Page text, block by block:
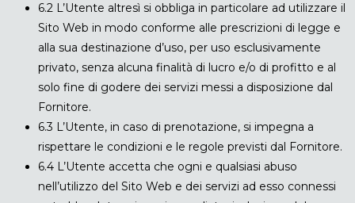
6.2 L’Utente altresì si obbliga in particolare ad utilizzare il
Sito Web in modo conforme alle prescrizioni di legge e
alla sua destinazione d’uso, per uso esclusivamente
privato, senza alcuna finalità di lucro e/o di profitto e al
solo fine di godere dei servizi messi a disposizione dal
Fornitore.
6.3 L’Utente, in caso di prenotazione, si impegna a
rispettare le condizioni e le regole previsti dal Fornitore.
6.4 L’Utente accetta che ogni e qualsiasi abuso
nell’utilizzo del Sito Web e dei servizi ad esso connessi